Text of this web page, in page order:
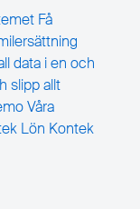
Få
data i en och
slipp allt
Våra
Lön Kontek